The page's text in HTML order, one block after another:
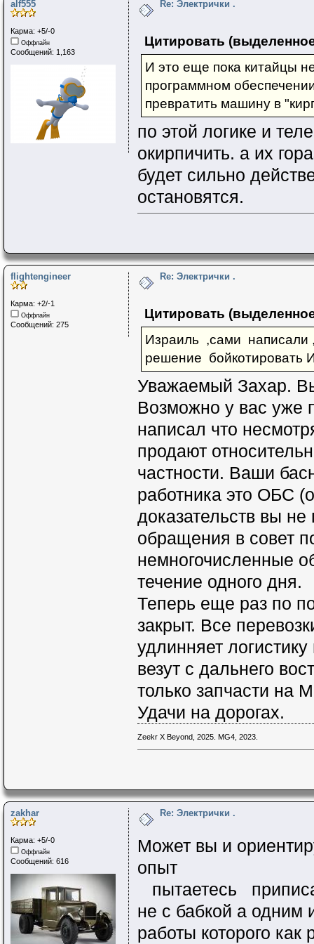
alf555
Карма: +5/-0
Оффлайн
Сообщений: 1,163
Re: Электрички .
Цитировать
И это еще пока китайцы
программном
превратить машину в
по этой логике и
окирпичить. а их
будет сильно
остановятся.
flightengineer
Карма: +2/-1
Оффлайн
Сообщений: 275
Re: Электрички .
Цитировать
Израиль ,сами написали
решение бойкотировать
Уважаемый Захар.
Возможно у вас уже
написал что
продают
частности. Ваши
работника это ОБС
доказательств вы не
обращения в совет
немногочисленные
течение одного дня.
Теперь еще раз по
закрыт. Все
удлинняет
везут с дальнего
только запчасти на
Удачи на дорогах.
Zeekr X Beyond, 2025. MG4, 2023.
zakhar
Карма: +5/-0
Оффлайн
Сообщений: 616
Re: Электрички .
Может вы и
опыт
пытаетесь
не с бабкой а одним
работы которого